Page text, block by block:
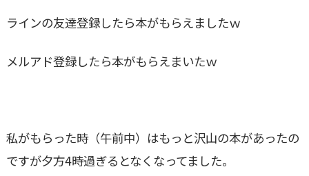
ラインの友達登録したら本がもらえましたｗ
メルアド登録したら本がもらえまいたｗ
私がもらった時（午前中）はもっと沢山の本があったの
ですが夕方4時過ぎるとなくなってました。